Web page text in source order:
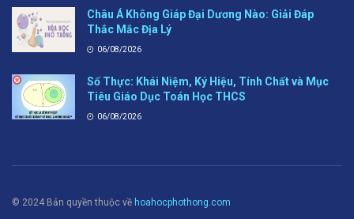
Châu Á Không Giáp Đại Dương Nào: Giải Đáp
Thắc Mắc Địa Lý
06/08/2026
Số Thực: Khái Niệm, Ký Hiệu, Tính Chất và Mục
Tiêu Giáo Dục Toán Học THCS
06/08/2026
© 2024 Bản quyền thuộc về hoahocphothong.com